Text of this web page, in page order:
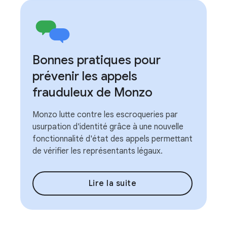
Bonnes pratiques pour
prévenir les appels
frauduleux de Monzo
Monzo lutte contre les escroqueries par
usurpation d'identité grâce à une nouvelle
fonctionnalité d'état des appels permettant
de vérifier les représentants légaux.
Lire la suite